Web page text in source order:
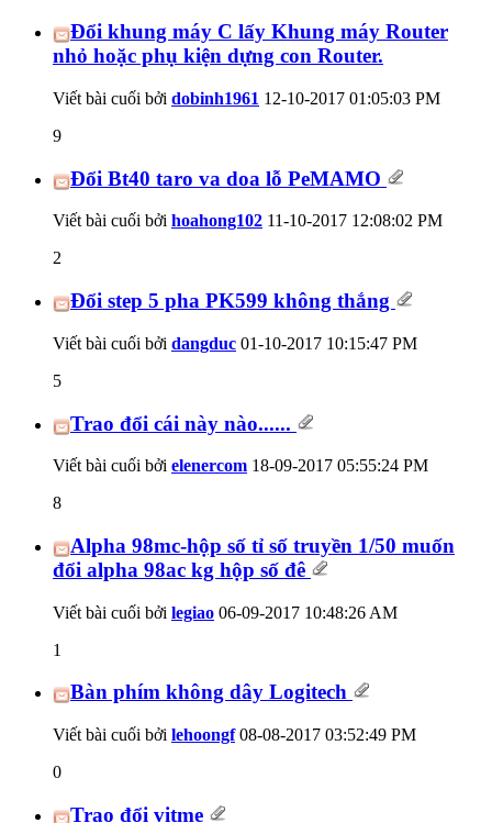
Đổi khung máy C lấy Khung máy Router
nhỏ hoặc phụ kiện dựng con Router.
Viết bài cuối bởi dobinh1961 12-10-2017 01:05:03 PM
9
Đổi Bt40 taro va doa lỗ PeMAMO
Viết bài cuối bởi hoahong102 11-10-2017 12:08:02 PM
2
Đổi step 5 pha PK599 không thắng
Viết bài cuối bởi dangduc 01-10-2017 10:15:47 PM
5
Trao đổi cái này nào......
Viết bài cuối bởi elenercom 18-09-2017 05:55:24 PM
8
Alpha 98mc-hộp số tỉ số truyền 1/50 muốn
đổi alpha 98ac kg hộp số đê
Viết bài cuối bởi legiao 06-09-2017 10:48:26 AM
1
Bàn phím không dây Logitech
Viết bài cuối bởi lehoongf08-08-2017 03:52:49 PM
0
Trao đổi vitme